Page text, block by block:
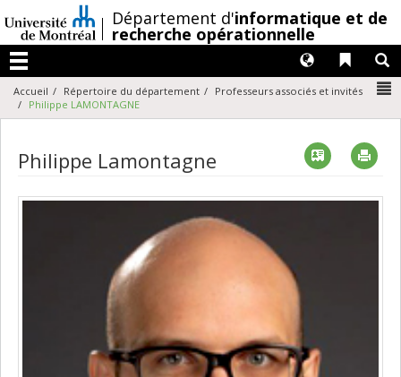
au
contenu
/Département d'informatique et de
recherche opérationnelle
Menu
Liens
Langues
Accueil Répertoire du département
Professeurs associés et invités
Philippe LAMONTAGNE
Philippe Lamontagne Vcard